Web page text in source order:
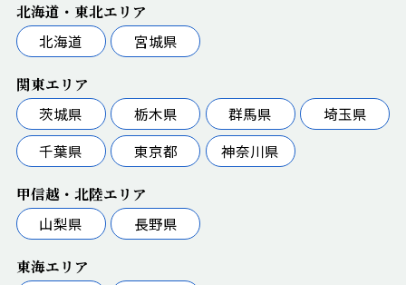
北海道・東北エリア
北海道
宮城県
関東エリア
茨城県
栃木県 群馬県
埼玉県
千葉県
東京都 神奈川県
甲信越・北陸エリア
山梨県
長野県
東海エリア